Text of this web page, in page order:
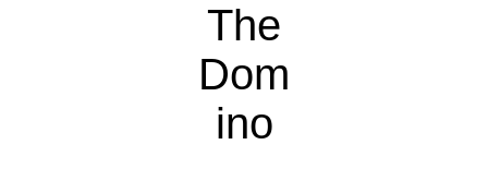
The
Dom
ino